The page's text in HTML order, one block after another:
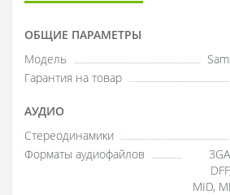
ОБЩИЕ ПАРАМЕТРЫ
Модель
Гарантия на товар
АУДИО
Стереодинамики
Форматы аудиофайлов
MID,